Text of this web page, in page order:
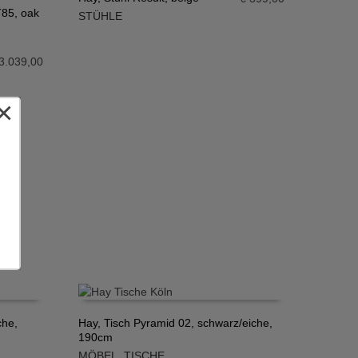
oak
IN DEN WARENKORB
STÜHLE
IN DEN WARENKORB
Hay, Tisch Pyramid 02, schwarz/eiche,
190cm